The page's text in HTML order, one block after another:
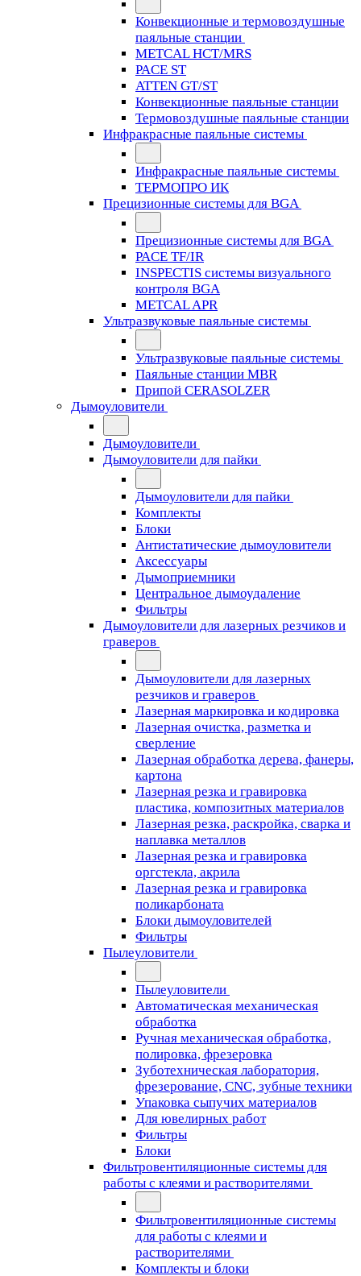
Конвекционные и термовоздушные
паяльные станции
METCAL HCT/MRS
PACE ST
ATTEN GT/ST
Конвекционные паяльные станции
Термовоздушные паяльные станции
Инфракрасные паяльные системы
Инфракрасные паяльные системы
ТЕРМОПРО ИК
Прецизионные системы для BGA
Прецизионные системы для BGA
PACE TF/IR
INSPECTIS системы визуального
контроля BGA
METCAL APR
Ультразвуковые паяльные системы
Ультразвуковые паяльные системы
Паяльные станции MBR
Припой CERASOLZER
Дымоуловители
Дымоуловители
Дымоуловители для пайки
Дымоуловители для пайки
Комплекты
Блоки
Антистатические дымоуловители
Аксессуары
Дымоприемники
Центральное дымоудаление
Фильтры
Дымоуловители для лазерных резчиков и
граверов
Дымоуловители для лазерных
резчиков и граверов
Лазерная маркировка и кодировка
Лазерная очистка, разметка и
сверление
Лазерная обработка дерева, фанеры,
картона
Лазерная резка и гравировка
пластика, композитных материалов
Лазерная резка, раскройка, сварка и
наплавка металлов
Лазерная резка и гравировка
оргстекла, акрила
Лазерная резка и гравировка
поликарбоната
Блоки дымоуловителей
Фильтры
Пылеуловители
Пылеуловители
Автоматическая механическая
обработка
Ручная механическая обработка,
полировка, фрезеровка
Зуботехническая лаборатория,
фрезерование, CNC, зубные техники
Упаковка сыпучих материалов
Для ювелирных работ
Фильтры
Блоки
Фильтровентиляционные системы для
работы с клеями и растворителями
Фильтровентиляционные системы
для работы с клеями и
растворителями
Комплекты и блоки